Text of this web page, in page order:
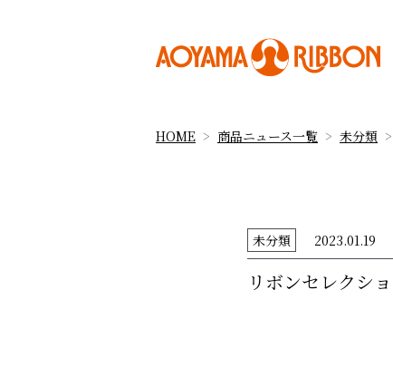
HOME 商品ニュース一覧 未分類
未分類 2023.01.19
リボンセレクシ